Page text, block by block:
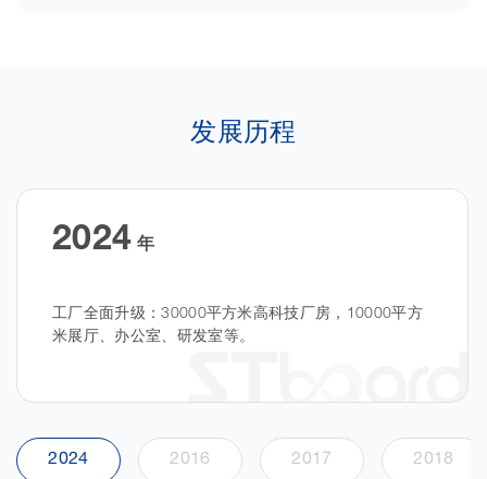
发展历程
2024 年
工厂全面升级：30000平方米高科技厂房，10000平方
米展厅、办公室、研发室等。
2024 2016 2017 2018